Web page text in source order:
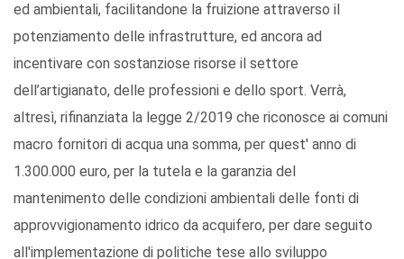
ed ambientali, facilitandone la fruizione attraverso il
potenziamento delle infrastrutture, ed ancora ad
incentivare con sostanziose risorse il settore
dell’artigianato, delle professioni e dello sport. Verrà,
altresì, rifinanziata la legge 2/2019 che riconosce ai comuni
macro fornitori di acqua una somma, per quest' anno di
1.300.000 euro, per la tutela e la garanzia del
mantenimento delle condizioni ambientali delle fonti di
approvvigionamento idrico da acquifero, per dare seguito
all'implementazione di politiche tese allo sviluppo